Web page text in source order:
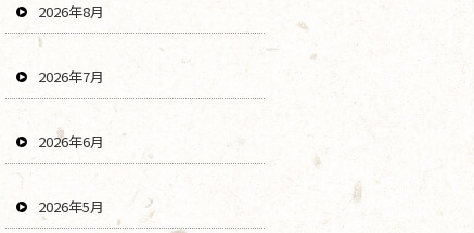
2026年8月
2026年7月
2026年6月
2026年5月